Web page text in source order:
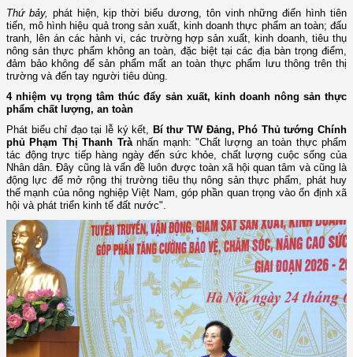
Thứ bảy, phát hiện, kịp thời biểu dương, tôn vinh những điển hình tiên
tiến, mô hình hiệu quả trong sản xuất, kinh doanh thực phẩm an toàn; đấu
tranh, lên án các hành vi, các trường hợp sản xuất, kinh doanh, tiêu thụ
nông sản thực phẩm không an toàn, đặc biệt tại các địa bàn trọng điểm,
đảm bảo không để sản phẩm mất an toàn thực phẩm lưu thông trên thị
trường và đến tay người tiêu dùng.
4 nhiệm vụ trọng tâm thúc đẩy sản xuất, kinh doanh nông sản thực
phẩm chất lượng, an toàn
Phát biểu chỉ đạo tại lễ ký kết, Bí thư TW Đảng, Phó Thủ tướng Chính
phủ Phạm Thị Thanh Trànhấn mạnh: "Chất lượng an toàn thực phẩm
tác động trực tiếp hàng ngày đến sức khỏe, chất lượng cuộc sống của
Nhân dân. Đây cũng là vấn đề luôn được toàn xã hội quan tâm và cũng là
động lực để mở rộng thị trường tiêu thụ nông sản thực phẩm, phát huy
thế mạnh của nông nghiệp Việt Nam, góp phần quan trọng vào ổn định xã
hội và phát triển kinh tế đất nước".